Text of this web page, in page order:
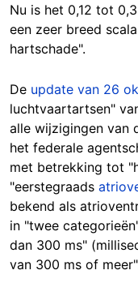
Nu is het 0,12 tot
een zeer breed
hartschade".
De update van 26
luchtvaartartsen"
alle wijzigingen van
het federale
met betrekking tot
"eerstegraads
bekend als
in "twee
dan 300 ms"
van 300 ms of